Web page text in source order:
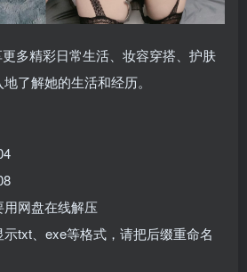
多精彩日常生活、妆容穿搭、护肤
了解她的生活和经历。
网盘在线解压
txt、exe等格式，请把后缀重命名